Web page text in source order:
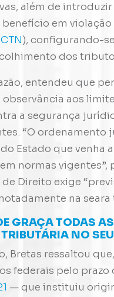
além de
em
CTN), configurando-
dos
entendeu que
observância aos
a segurança
“O ordenamento
Estado que venha
normas
de Direito exige
na seara
GRAÇA TODAS
NO
Bretas ressaltou
federais pelo prazo
— que instituiu